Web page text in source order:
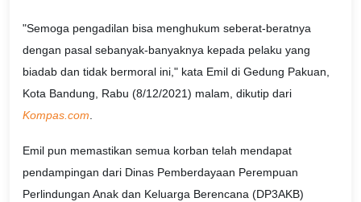
"Semoga pengadilan bisa menghukum seberat-beratnya
dengan pasal sebanyak-banyaknya kepada pelaku yang
biadab dan tidak bermoral ini," kata Emil di Gedung Pakuan,
Kota Bandung, Rabu (8/12/2021) malam, dikutip dari
Kompas.com.
Emil pun memastikan semua korban telah mendapat
pendampingan dari Dinas Pemberdayaan Perempuan
Perlindungan Anak dan Keluarga Berencana (DP3AKB)